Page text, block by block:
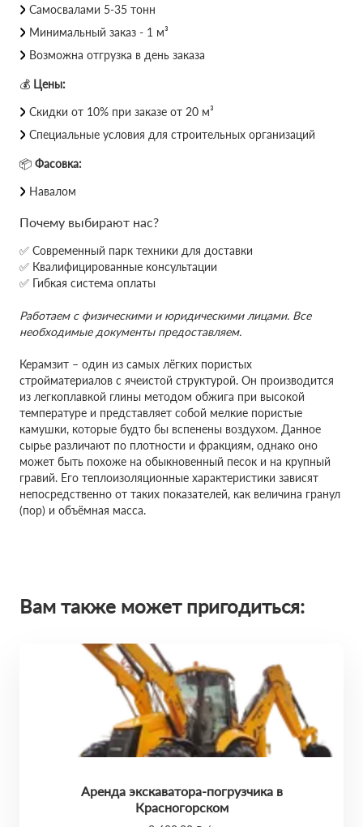
Самосвалами 5-35 тонн
Минимальный заказ - 1 м³
Возможна отгрузка в день заказа
💰 Цены:
Скидки от 10% при заказе от 20 м³
Специальные условия для строительных организаций
📦 Фасовка:
Навалом
Почему выбирают нас?
✅ Современный парк техники для доставки
✅ Квалифицированные консультации
✅ Гибкая система оплаты
Работаем с физическими и юридическими лицами. Все
необходимые документы предоставляем.
Керамзит – один из самых лёгких пористых
стройматериалов с ячеистой структурой. Он производится
из легкоплавкой глины методом обжига при высокой
температуре и представляет собой мелкие пористые
камушки, которые будто бы вспенены воздухом. Данное
сырье различают по плотности и фракциям, однако оно
может быть похоже на обыкновенный песок и на крупный
гравий. Его теплоизоляционные характеристики зависят
непосредственно от таких показателей, как величина гранул
(пор) и объёмная масса.
Вам также может пригодиться:
Аренда экскаватора-погрузчика в
Красногорском